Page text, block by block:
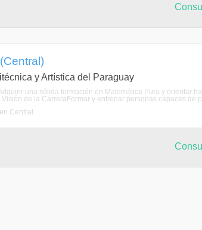
y Artística del Paraguay
una sólida formación en Matemática Pura y orientar
de la CarreraFormar y entrenar personas capaces de
Central